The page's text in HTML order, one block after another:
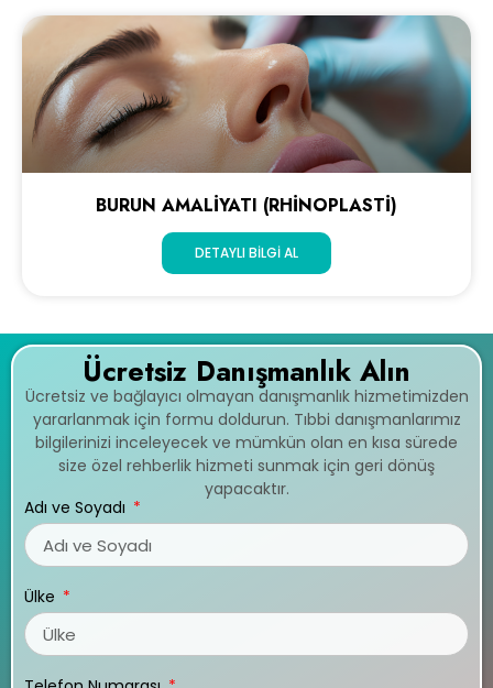
BURUN AMALIYATI (RHINOPLASTI)
DETAYLI BILGI AL
Ücretsiz Danışmanlık Alın
Ücretsiz ve bağlayıcı olmayan danışmanlık hizmetimizden
yararlanmak için formu doldurun. Tıbbi danışmanlarımız
bilgilerinizi inceleyecek ve mümkün olan en kısa sürede
size özel rehberlik hizmeti sunmak için geri dönüş
yapacaktır.
Adı ve Soyadı
Ülke